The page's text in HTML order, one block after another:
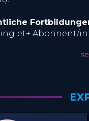
Abonnent/in: